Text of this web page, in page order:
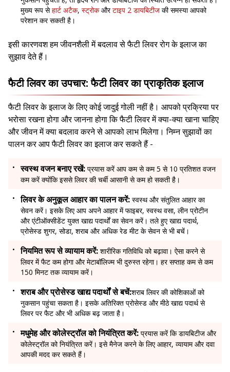
मुख्य रूप सेहार्ट अटैक, स्ट्रोकऔरटाइप 2 डायबिटीज की समस्या आपको
परेशान कर सकती है।
इसी कारणवश हम जीवनशैली में बदलाव से फैटी लिवर रोग के इलाज का
सुझाव देते हैं।
फैटी लिवर का उपचार: फैटी लिवर का प्राकृतिक इलाज
फैटी लिवर के इलाज के लिए कोई जादुई गोली नहीं है। आपको प्रक्रिया पर
भरोसा रखना होगा और जानना होगा कि फैटी लिवर में क्या-क्या खाना चाहिए
और जीवन में क्या बदलाव करने से आपको लाभ मिलेगा। निम्न सुझावों का
पालन कर आप फैटी लिवर का इलाज कर सकते हैं -
स्वस्थ वजन बनाए रखें: प्रयास करें आप कम से कम 5 से 10 प्रतिशत वजन
कम करें क्योंकि इससे लिवर की चर्बी आसानी से कम हो सकती है।
लिवर के अनुकूल आहार का पालन करें: स्वस्थ और संतुलित आहार का
सेवन करें। इसके लिए आप अपने आहार में फाइबर, स्वस्थ वसा, लीन प्रोटीन
और एंटीऑक्सीडेंट युक्त खाद्य पदार्थों का सेवन करें। तले हुए खाद्य पदार्थ,
प्रोसेस्ड शुगर, सोडा, शराब और अधिक रेड मीट के सेवन से भी बचें।
नियमित रूप से व्यायाम करें: शारीरिक गतिविधि को बढ़ावा। ऐसा करने से
लिवर में फैट कम होगा और मेटाबॉलिज्म भी दुरुस्त रहेगा। हर सप्ताह कम से कम
150 मिनट तक व्यायाम करें।
शराब और प्रोसेस्ड खाद्य पदार्थों से बचें:शराब लिवर की कोशिकाओं को
नुकसान पहुंचा सकता है। इसके अतिरिक्त प्रोसेस्ड और मीठे खाद्य पदार्थ से
लिवर पर फैट और भी अधिक बढ़ जाता है।
मधुमेह और कोलेस्ट्रॉल को नियंत्रित करें: प्रयास करें कि डायबिटीज और
कोलेस्ट्रॉल को नियंत्रित करें। इसे मैनेज करने के लिए आहार, व्यायाम और दवा
आपकी मदद कर सकते हैं।